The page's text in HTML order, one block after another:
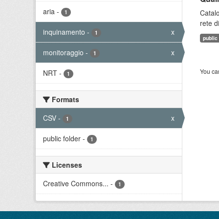
aria - 1
inquinamento - 1 x
monitoraggio - 1 x
NRT - 1
Formats
CSV - 1 x
public folder - 1
Licenses
Creative Commons... - 1
rete
public
You